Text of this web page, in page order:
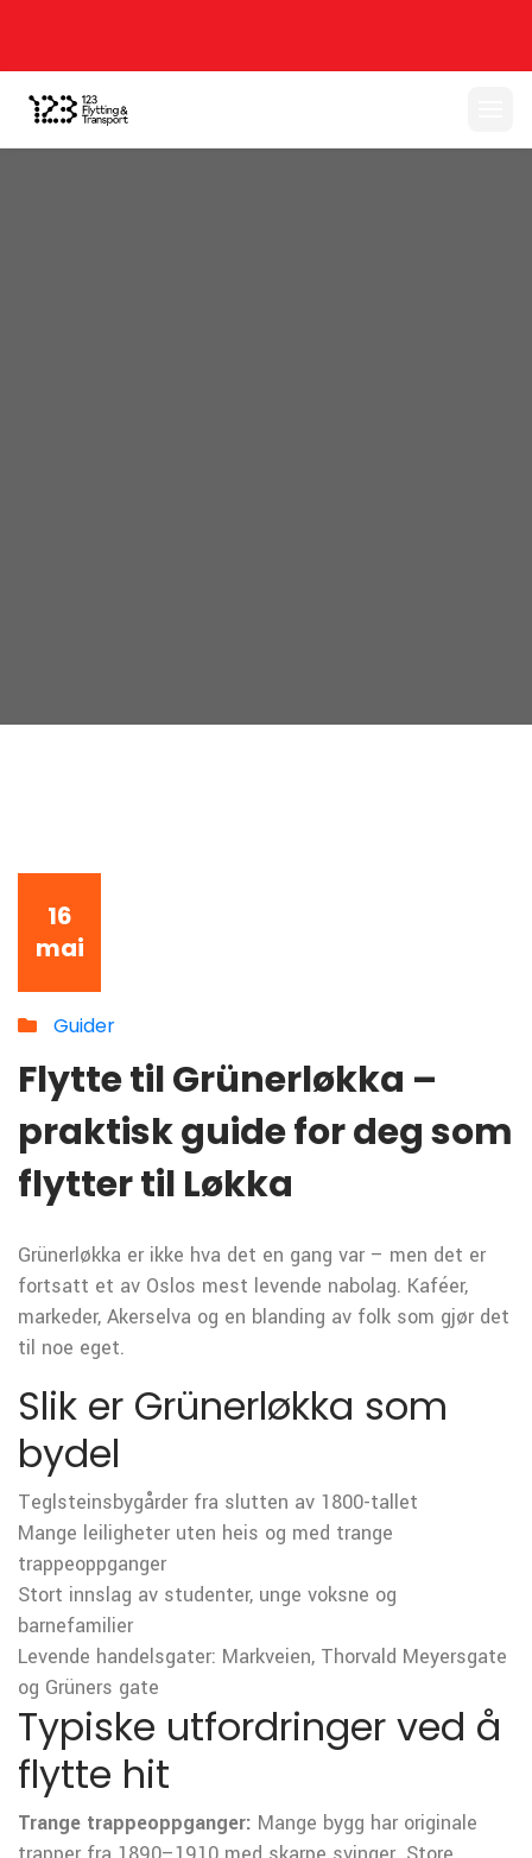
16
mai
Guider
Flytte til Grünerløkka –
praktisk guide for deg som
flytter til Løkka
Grünerløkka er ikke hva det en gang var – men det er
fortsatt et av Oslos mest levende nabolag. Kaféer,
markeder, Akerselva og en blanding av folk som gjør det
til noe eget.
Slik er Grünerløkka som
bydel
Teglsteinsbygårder fra slutten av 1800-tallet
Mange leiligheter uten heis og med trange
trappeoppganger
Stort innslag av studenter, unge voksne og
barnefamilier
Levende handelsgater: Markveien, Thorvald Meyersgate
og Grüners gate
Typiske utfordringer ved å
flytte hit
Trange trappeoppganger: Mange bygg har originale